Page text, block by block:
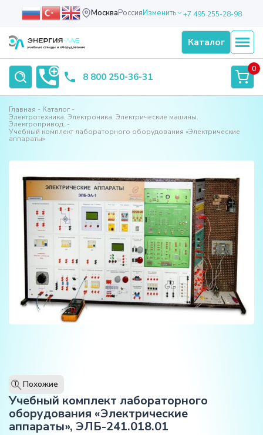
МоскваРоссияИзменить +7 495 255-28-98
Каталог
8 800 250-36-31
0
Главная
Каталог
Электротехника. Электроника. Электрические машины.
Электропривод.
Учебный комплект лабораторного оборудования «Электрические
аппараты»
T Похожие
Учебный комплект лабораторного
оборудования «Электрические
аппараты», ЭЛБ-241.018.01